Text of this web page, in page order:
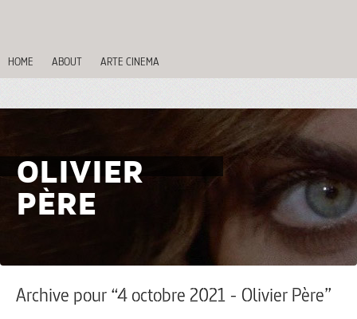
HOME ABOUT ARTE CINEMA
OLIVIER
PÈRE
Archive pour “4 octobre 2021 - Olivier Père”